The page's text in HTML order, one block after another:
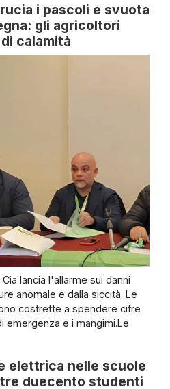
i pascoli e svuota
gli agricoltori
calamità
lancia l'allarme sui danni
anomale e dalla siccità. Le
costrette a spendere cifre
emergenza e i mangimi.Le
elettrica nelle scuole
duecento studenti